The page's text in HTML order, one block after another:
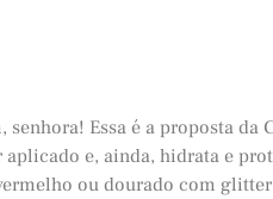
senhora! Essa é a proposta
e, ainda, hidrata e
ou dourado com